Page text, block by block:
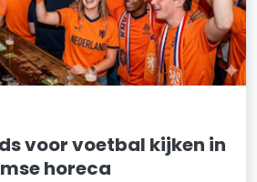
voor voetbal kijken in
horeca